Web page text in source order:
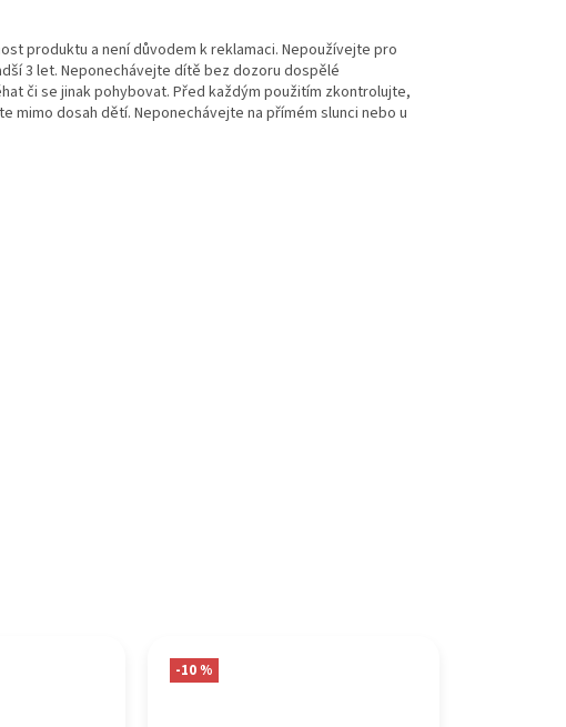
-10 %
produktu a není důvodem k reklamaci. Nepoužívejte pro
3 let. Neponechávejte dítě bez dozoru dospělé
či se jinak pohybovat. Před každým použitím zkontrolujte,
mimo dosah dětí. Neponechávejte na přímém slunci nebo u